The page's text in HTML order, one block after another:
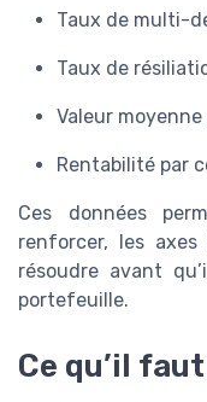
Taux de multi-
Taux de
Valeur
Rentabilité par
Ces données
renforcer, les
résoudre avant
portefeuille.
Ce qu’il